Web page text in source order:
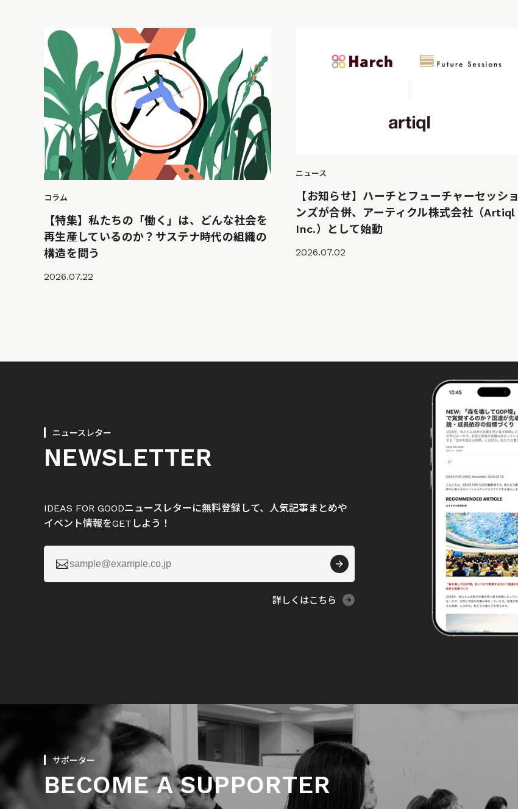
コラム
【特集】私たちの「働く」は、どんな社会を
再生産しているのか？サステナ時代の組織の
構造を問う
2026.07.22
ニュース
【お知らせ】ハーチとフューチャーセッショ
ンズが合併、アーティクル株式会社（Artiql
Inc.）として始動
2026.07.02
ニュースレター
NEWSLETTER
IDEAS FOR GOODニュースレターに無料登録して、人気記事まとめや
イベント情報をGETしよう！

詳しくはこちら
サポーター
BECOME A SUPPORTER